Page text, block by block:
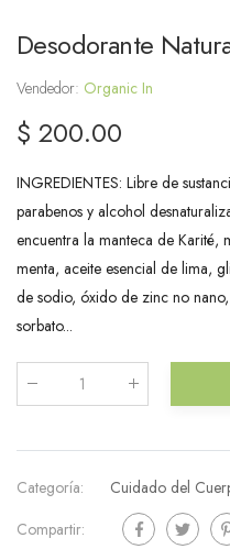
Desodorante
Vendedor: Organic In
$ 200.00
INGREDIENTES: Libre de
parabenos y alcohol
encuentra la manteca de Karité,
menta, aceite esencial de lima,
de sodio, óxido de zinc no
sorbato...
Categoría: Cuidado del
Compartir: